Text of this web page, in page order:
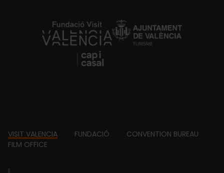
https://fundacion.visitvalencia.com/
Footer
VISIT VALENCIA FUNDACIÓ
CONVENTION BUREAU
FILM OFFICE